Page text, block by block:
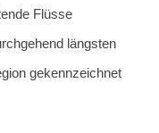
Flüsse
längsten
gekennzeichnet